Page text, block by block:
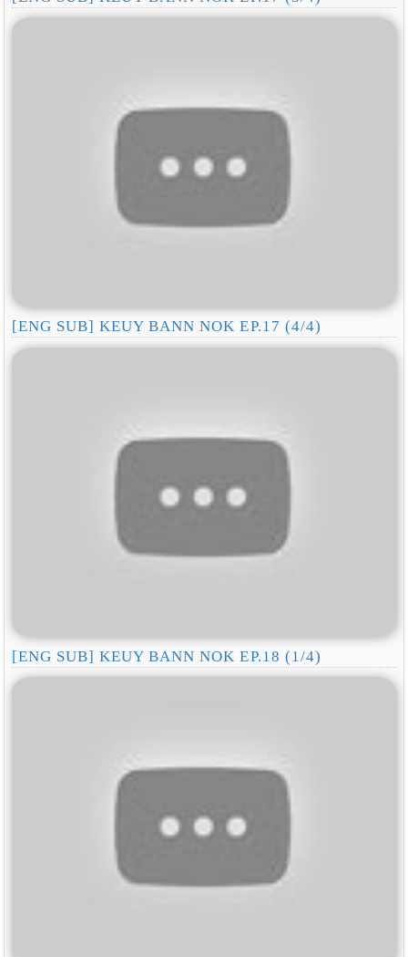
[ENG SUB] KEUY BANN NOK EP.17 (4/4)
[ENG SUB] KEUY BANN NOK EP.18 (1/4)